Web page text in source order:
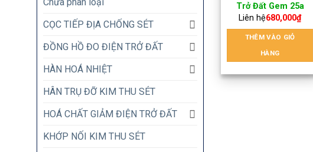
CỌC TIẾP ĐỊA CHỐNG SÉT
ĐỒNG HỒ ĐO ĐIỆN TRỞ ĐẤT
HÀN HOÁ NHIỆT
HÂN TRỤ ĐỠ KIM THU SÉT
HOÁ CHẤT GIẢM ĐIỆN TRỞ ĐẤT
KHỚP NỐI KIM THU SÉT
Trở Đất Gem 25a
Liên hệ680,000₫
THÊM VÀO GIỎ
HÀNG